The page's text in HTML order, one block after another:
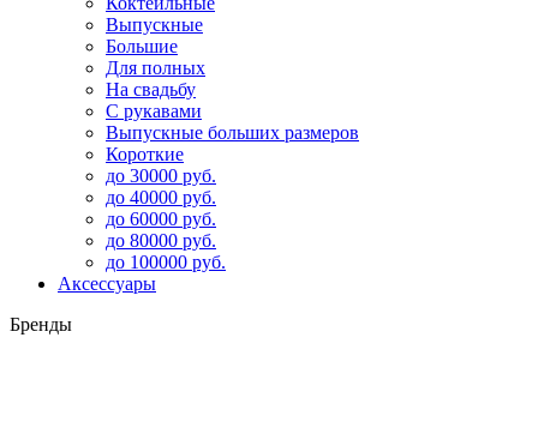
Выпускные
Большие
Для полных
На свадьбу
С рукавами
Выпускные больших размеров
Короткие
до 30000 руб.
до 40000 руб.
до 60000 руб.
до 80000 руб.
до 100000 руб.
Аксессуары
Бренды